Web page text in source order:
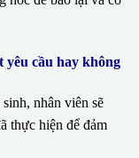
yêu cầu hay không
nhân viên sẽ
thực hiện để đảm